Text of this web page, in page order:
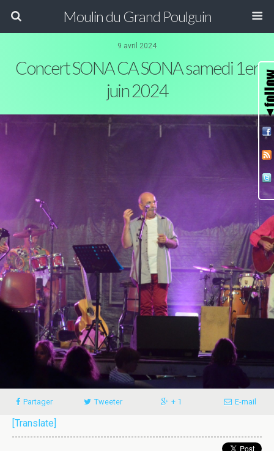
Moulin du Grand Poulguin
9 avril 2024
Concert SONA CA SONA samedi 1er
juin 2024
Partager Tweeter + 1 E-mail
[Translate]